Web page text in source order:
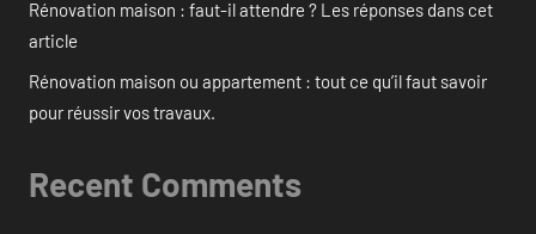
Rénovation maison : faut-il attendre ? Les réponses dans cet
article
Rénovation maison ou appartement : tout ce qu’il faut savoir
pour réussir vos travaux.
Recent Comments